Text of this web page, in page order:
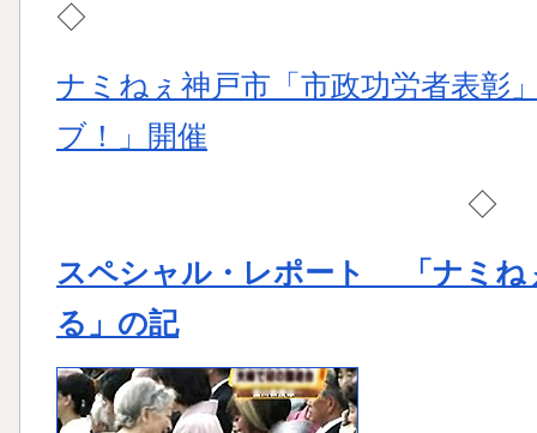
◇
ナミねぇ神戸市「市政功労者表彰
ブ！」開催
◇
スペシャル・レポート 「ナミね
る」の記